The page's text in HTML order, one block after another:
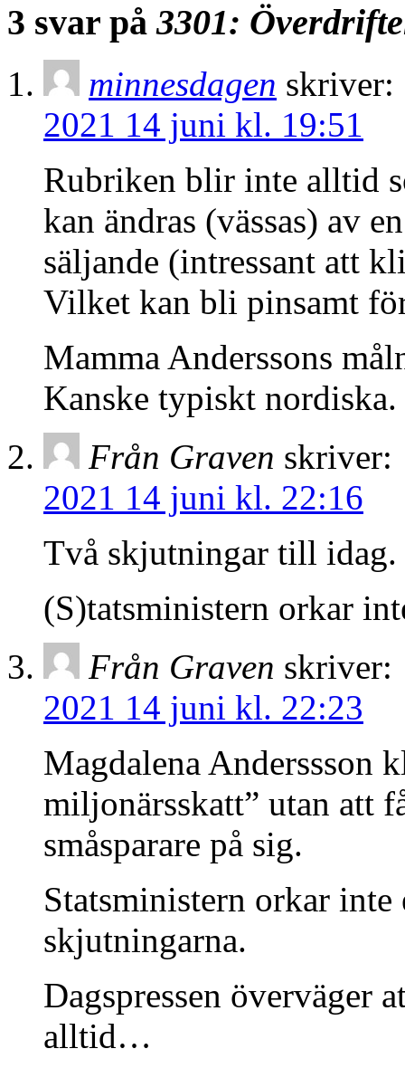
3 svar på3301:
minnesdagen skriver:
2021 14 juni kl. 19:51
Rubriken blir inte alltid
kan ändras (vässas) av
säljande (intressant att
Vilket kan bli pinsamt
Mamma Anderssons
Kanske typiskt nordiska.
Från Graven skriver:
2021 14 juni kl. 22:16
Två skjutningar till idag.
(S)tatsministern orkar
Från Graven skriver:
2021 14 juni kl. 22:23
Magdalena Anderssson
miljonärsskatt” utan att
småsparare på sig.
Statsministern orkar inte
skjutningarna.
Dagspressen överväger
alltid…